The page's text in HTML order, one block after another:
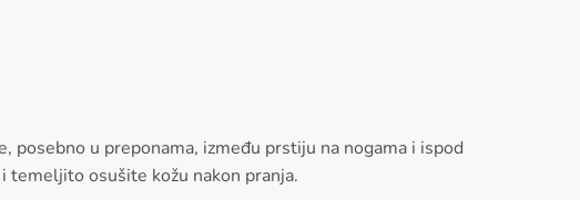
u preponama, između prstiju na nogama i ispod
temeljito osušite kožu nakon pranja.